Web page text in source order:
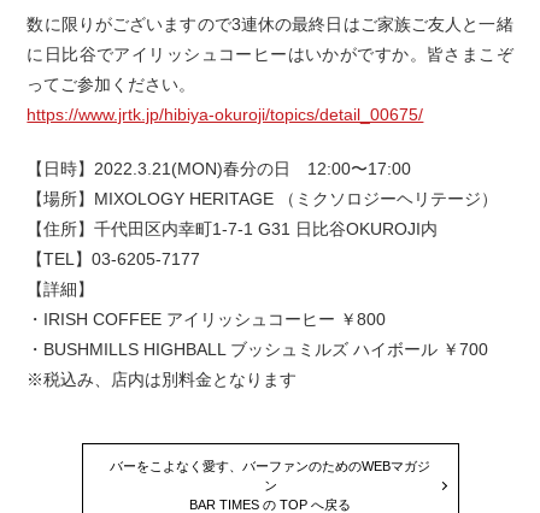
数に限りがございますので3連休の最終日はご家族ご友人と一緒
に日比谷でアイリッシュコーヒーはいかがですか。皆さまこぞ
ってご参加ください。
https://www.jrtk.jp/hibiya-okuroji/topics/detail_00675/
【日時】2022.3.21(MON)春分の日 12:00〜17:00
【場所】MIXOLOGY HERITAGE （ミクソロジーヘリテージ）
【住所】千代田区内幸町1-7-1 G31 日比谷OKUROJI内
【TEL】03-6205-7177
【詳細】
・IRISH COFFEE アイリッシュコーヒー ￥800
・BUSHMILLS HIGHBALL ブッシュミルズ ハイボール ￥700
※税込み、店内は別料金となります
バーをこよなく愛す、バーファンのためのWEBマガジ
ン
BAR TIMES の TOP へ戻る